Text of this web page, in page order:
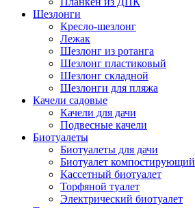
Шезлонги
Кресло-шезлонг
Лежак
Шезлонг из ротанга
Шезлонг пластиковый
Шезлонг складной
Шезлонги для пляжа
Качели садовые
Качели для дачи
Подвесные качели
Биотуалеты
Биотуалеты для дачи
Биотуалет компостирующий
Кассетный биотуалет
Торфяной туалет
Электрический биотуалет